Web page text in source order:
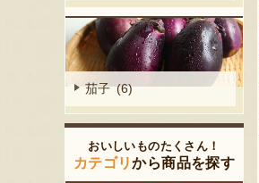
茄子 (6)
おいしいものたくさん！
カテゴリから商品を探す
アラモードアイス・ジェラート
『アラモード・キムラ』